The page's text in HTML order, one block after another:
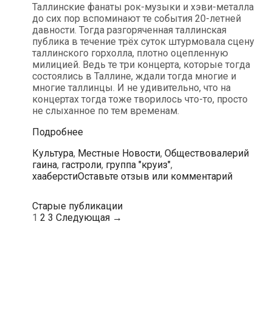
Таллинские фанаты рок-музыки и хэви-металла
до сих пор вспоминают те события 20-летней
давности. Тогда разгоряченная таллинская
публика в течение трёх суток штурмовала сцену
таллинского горхолла, плотно оцепленную
милицией. Ведь те три концерта, которые тогда
состоялись в Таллине, ждали тогда многие и
многие таллинцы. И не удивительно, что на
концертах тогда тоже творилось что-то, просто
не слыханное по тем временам.
Подробнее13
в
Таллине
выступят
Гаина
и
группа
Рубрики
Культура, Местные Новости, ОбществоТеги
валерий
гаина, гастроли, группа "круиз",
хааберстиОставьте отзыв или комментарий
Навигация
по
Старые публикации
1 2 3 Следующая →